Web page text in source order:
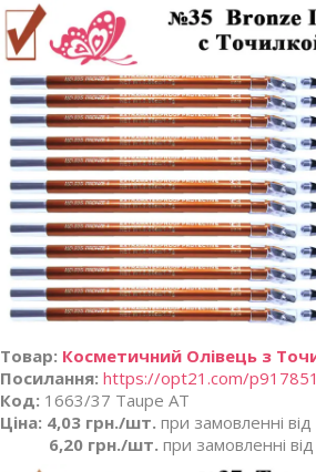
Товар: Косметичний Олівець з
Посилання: https://opt21.com/
Код: 1663/37 Taupe AT
Ціна: 4,03 грн./шт. при замовленні
6,20 грн./шт. при замовленні